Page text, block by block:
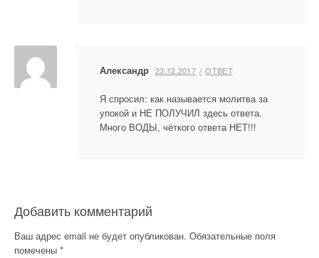
о
з
я
м
Александр 23.12.2017 ОТВЕТ
Я спросил: как называется молитва за
упокой и НЕ ПОЛУЧИЛ здесь ответа.
Много ВОДЫ, чёткого ответа НЕТ!!!
Добавить комментарий
Ваш адрес email не будет опубликован. Обязательные поля
помечены *